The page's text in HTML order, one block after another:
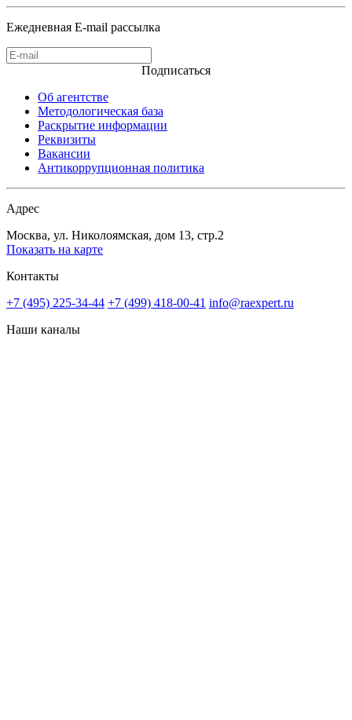
Ежедневная E-mail рассылка
Подписаться
Об агентстве
Методологическая база
Раскрытие информации
Реквизиты
Вакансии
Антикоррупционная политика
Адрес
Москва, ул. Николоямская, дом 13, стр.2
Показать на карте
Контакты
+7 (495) 225-34-44 +7 (499) 418-00-41 info@raexpert.ru
Наши каналы